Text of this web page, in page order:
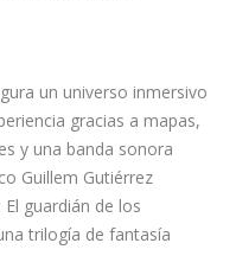
un universo inmersivo
gracias a mapas,
y una banda sonora
Guillem Gutiérrez
guardián de los
trilogía de fantasía